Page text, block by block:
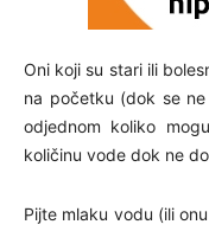
Oni koji su stari ili
na početku (dok se
odjednom koliko
količinu vode dok ne
Pijte mlaku vodu (ili